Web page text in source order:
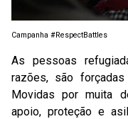
Campanha #RespectBattles
As pessoas
razões, são
Movidas por muita
apoio, proteção e